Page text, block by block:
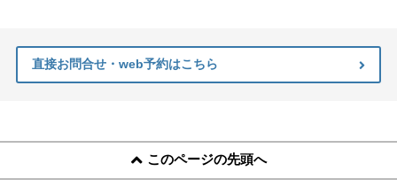
直接お問合せ・web予約はこちら
このページの先頭へ